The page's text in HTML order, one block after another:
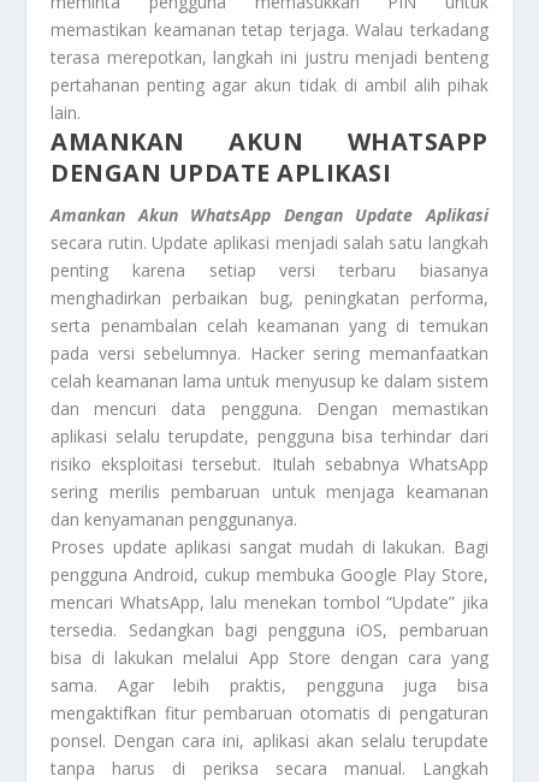
memastikan keamanan tetap terjaga. Walau terkadang
terasa merepotkan, langkah ini justru menjadi benteng
pertahanan penting agar akun tidak di ambil alih pihak
lain.
AMANKAN AKUN WHATSAPP
DENGAN UPDATE APLIKASI
Amankan Akun WhatsApp Dengan Update Aplikasi
secara rutin. Update aplikasi menjadi salah satu langkah
penting karena setiap versi terbaru biasanya
menghadirkan perbaikan bug, peningkatan performa,
serta penambalan celah keamanan yang di temukan
pada versi sebelumnya. Hacker sering memanfaatkan
celah keamanan lama untuk menyusup ke dalam sistem
dan mencuri data pengguna. Dengan memastikan
aplikasi selalu terupdate, pengguna bisa terhindar dari
risiko eksploitasi tersebut. Itulah sebabnya WhatsApp
sering merilis pembaruan untuk menjaga keamanan
dan kenyamanan penggunanya.
Proses update aplikasi sangat mudah di lakukan. Bagi
pengguna Android, cukup membuka Google Play Store,
mencari WhatsApp, lalu menekan tombol “Update” jika
tersedia. Sedangkan bagi pengguna iOS, pembaruan
bisa di lakukan melalui App Store dengan cara yang
sama. Agar lebih praktis, pengguna juga bisa
mengaktifkan fitur pembaruan otomatis di pengaturan
ponsel. Dengan cara ini, aplikasi akan selalu terupdate
tanpa harus di periksa secara manual. Langkah